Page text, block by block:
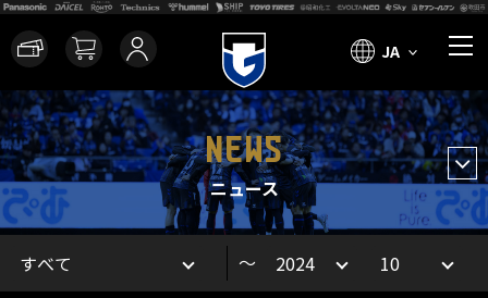
JA
NEWS
ニュース
～